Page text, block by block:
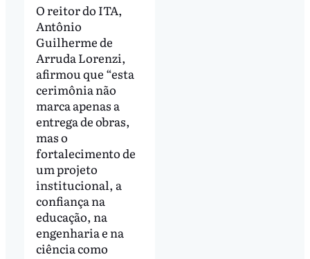
O reitor do ITA,
Antônio
Guilherme de
Arruda Lorenzi,
afirmou que “esta
cerimônia não
marca apenas a
entrega de obras,
mas o
fortalecimento de
um projeto
institucional, a
confiança na
educação, na
engenharia e na
ciência como